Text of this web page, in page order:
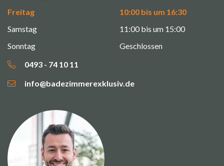
Freitag
10:00 bis um 16:30
Samstag
11:00 bis um 15:00
Sonntag
Geschlossen
0493 - 74 10 11
info@badezimmerexklusiv.de